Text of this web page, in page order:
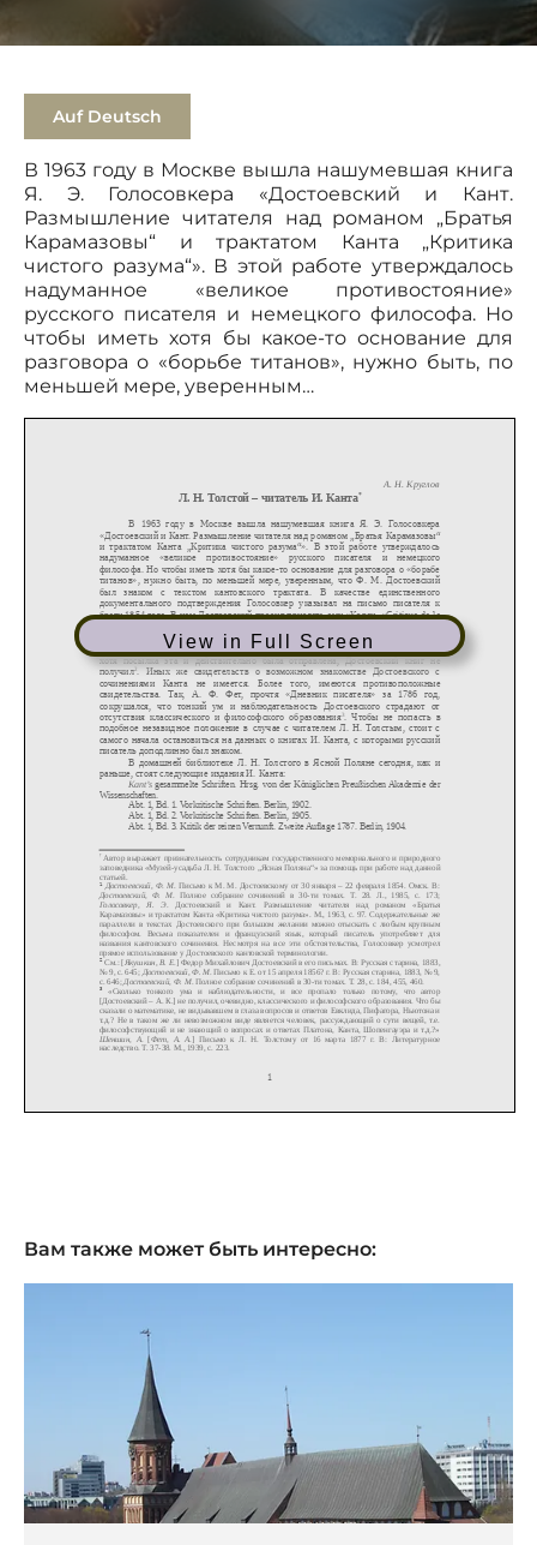
Auf Deutsch
В 1963 году в Москве вышла нашумевшая книга
Я. Э. Голосовкера «Достоевский и Кант.
Размышление читателя над романом „Братья
Карамазовы“ и трактатом Канта „Критика
чистого разума“». В этой работе утверждалось
надуманное «великое противостояние»
русского писателя и немецкого философа. Но
чтобы иметь хотя бы какое-то основание для
разговора о «борьбе титанов», нужно быть, по
меньшей мере, уверенным…
View in Full Screen
Вам также может быть интересно: